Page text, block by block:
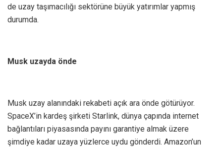
de uzay taşımacılığı sektörüne büyük yatırımlar yapmış
durumda.
Musk uzayda önde
Musk uzay alanındaki rekabeti açık ara önde götürüyor.
SpaceX’in kardeş şirketi Starlink, dünya çapında internet
bağlantıları piyasasında payını garantiye almak üzere
şimdiye kadar uzaya yüzlerce uydu gönderdi. Amazon’un